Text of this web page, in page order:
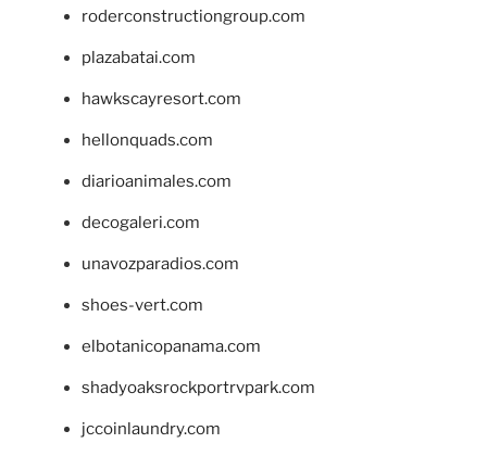
roderconstructiongroup.com
plazabatai.com
hawkscayresort.com
hellonquads.com
diarioanimales.com
decogaleri.com
unavozparadios.com
shoes-vert.com
elbotanicopanama.com
shadyoaksrockportrvpark.com
jccoinlaundry.com